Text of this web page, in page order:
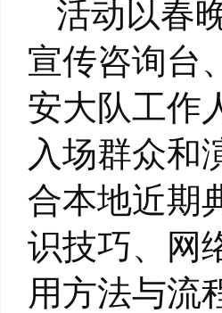
活动以春
宣传咨询台
安大队工作
入场群众和
合本地近期
识技巧、网
用方法与流